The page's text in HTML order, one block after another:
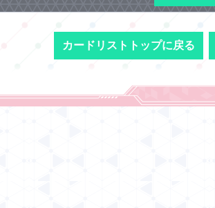
カードリストトップに戻る